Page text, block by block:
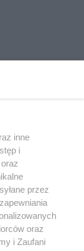
Praca Łódź
inne
i
przez
oraz
i Zaufani